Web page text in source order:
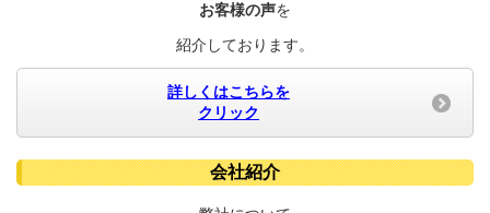
お客様の声を
紹介しております。
詳しくはこちらを
クリック
会社紹介